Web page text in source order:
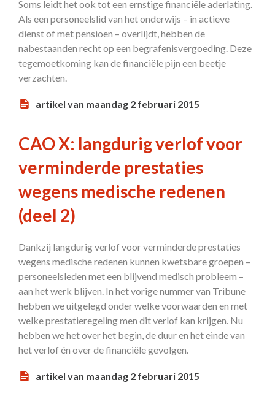
Soms leidt het ook tot een ernstige financiële aderlating.
Als een personeelslid van het onderwijs – in actieve
dienst of met pensioen – overlijdt, hebben de
nabestaanden recht op een begrafenisvergoeding. Deze
tegemoetkoming kan de financiële pijn een beetje
verzachten.
artikel van maandag 2 februari 2015
CAO X: langdurig verlof voor
verminderde prestaties
wegens medische redenen
(deel 2)
Dankzij langdurig verlof voor verminderde prestaties
wegens medische redenen kunnen kwetsbare groepen –
personeelsleden met een blijvend medisch probleem –
aan het werk blijven. In het vorige nummer van Tribune
hebben we uitgelegd onder welke voorwaarden en met
welke prestatieregeling men dit verlof kan krijgen. Nu
hebben we het over het begin, de duur en het einde van
het verlof én over de financiële gevolgen.
artikel van maandag 2 februari 2015